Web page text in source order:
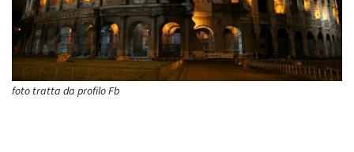
foto tratta da profilo Fb